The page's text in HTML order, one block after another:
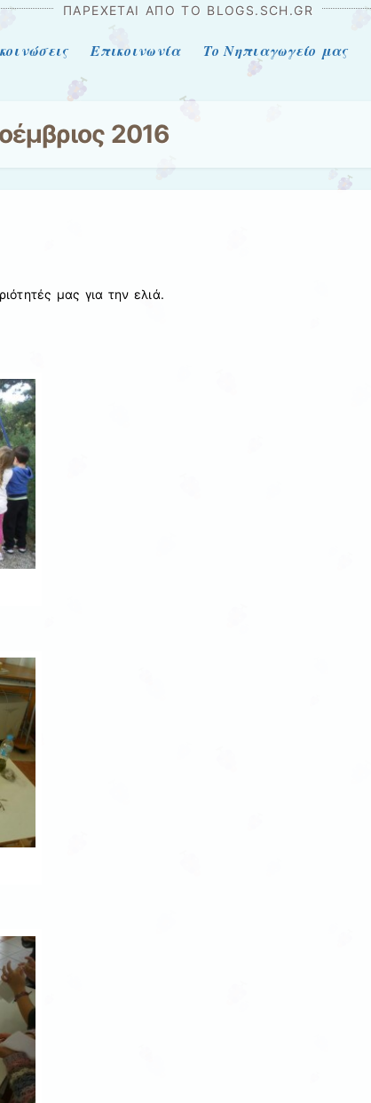
ΠΑΡΈΧΕΤΑΙ ΑΠΌ ΤΟ BLOGS.SCH.GR
Επικοινωνία Το Νηπιαγωγείο μας
2016
μας για την ελιά.